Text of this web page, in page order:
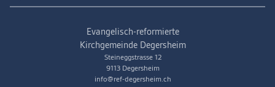
Evangelisch-reformierte
Kirchgemeinde Degersheim
Steineggstrasse 12
9113 Degersheim
info@ref-degersheim.ch